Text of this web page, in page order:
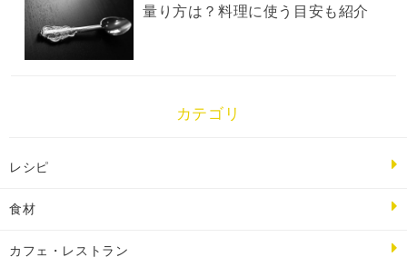
量り方は？料理に使う目安も紹介
カテゴリ
レシピ
食材
カフェ・レストラン